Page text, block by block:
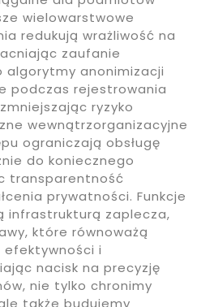
wielowarstwowe
redukują wrażliwość na
zaufanie
algorytmy anonimizacji
podczas rejestrowania
ryzyko
wewnątrzorganizacyjne
ograniczają obsługę
do koniecznego
transparentność
prywatności. Funkcje
infrastrukturą zaplecza,
które równoważą
i
nacisk na precyzję
nie tylko chronimy
także budujemy